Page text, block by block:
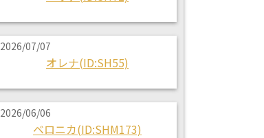
2026/07/07
オレナ(ID:SH55)
2026/06/06
ベロニカ(ID:SHM173)